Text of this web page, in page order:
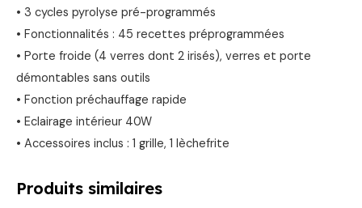
• 3 cycles pyrolyse pré-programmés
• Fonctionnalités : 45 recettes préprogrammées
• Porte froide (4 verres dont 2 irisés), verres et porte
démontables sans outils
• Fonction préchauffage rapide
• Eclairage intérieur 40W
• Accessoires inclus : 1 grille, 1 lèchefrite
Produits similaires